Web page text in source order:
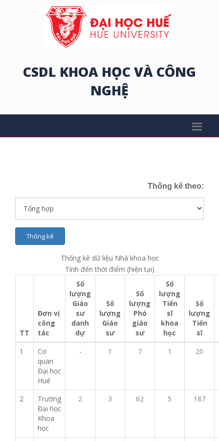
CSDL KHOA HỌC VÀ CÔNG
NGHỆ
Thống kê theo:
Thống kê
Thống kê dữ liệu Nhà khoa học
Tính đến thời điểm (hiện tại)
TT
Đơn vị
công
tác
Số
lượng
Giáo
sư
danh
dự
Số
lượng
Giáo
sư
Số
lượng
Phó
giáo
sư
Số
lượng
Tiến
sĩ
khoa
học
Số
lượng
Tiến
sĩ
1
Cơ
quan
Đại học
Huế
- 1 7 1 20
2
Trường
Đại học
Khoa
học
2 3 62 5 187